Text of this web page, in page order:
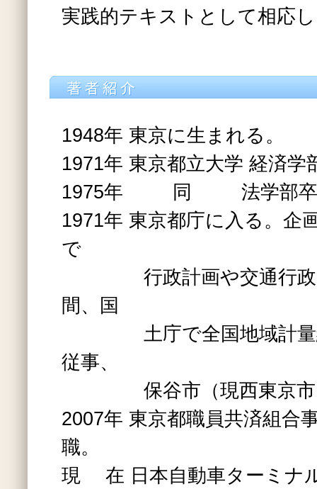
実践的テキストとして相応
1948年 東京に生まれる。
1971年 東京都立大学 経済学
1975年 同 法学部卒
1971年 東京都庁に入る。企
で
行政計画や交通行政等
間、国
土庁で全国地域計量経
従事、
保谷市（現西東京市）
2007年 東京都職員共済組合
職。
現 在 日本自動車ターミナ